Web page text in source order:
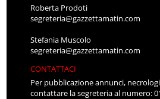
Roberta Prodoti
segreteria@gazzettamatin.com
Stefania Muscolo
segreteria@gazzettamatin.com
CONTATTACI
Per pubblicazione annunci,
contattare la segreteria al numero: